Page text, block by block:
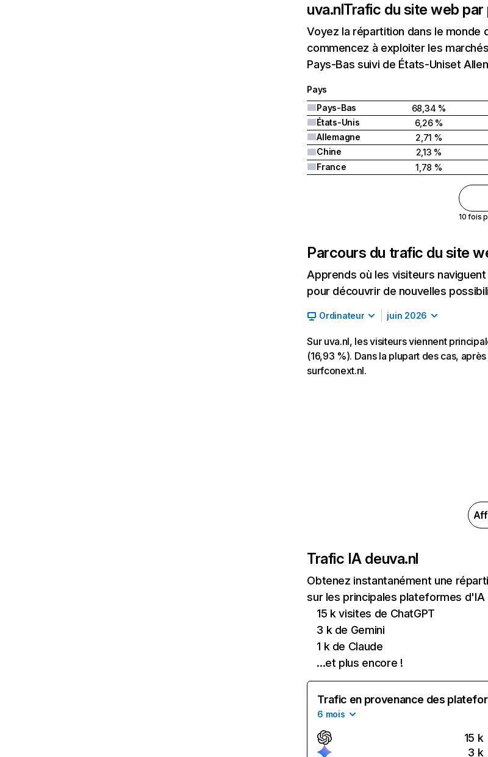
uva.nlTrafic du site web par
Voyez la répartition dans le
commencez à exploiter les
Pays-Bas suivi de États-Uniset
Pays
Pays-Bas
68,34 %
États-Unis
6,26 %
Allemagne
2,71 %
Chine
2,13 %
France
1,78 %
10 fois
Parcours du trafic du site
Apprends où les visiteurs
pour découvrir de nouvelles
Ordinateur juin 2026
Sur uva.nl, les visiteurs viennent
(16,93 %). Dans la plupart des cas,
surfconext.nl.
Trafic IA deuva.nl
Obtenez instantanément une
sur les principales plateformes d'IA
15 k visites de ChatGPT
3 k de Gemini
1 k de Claude
...et plus encore !
Trafic en provenance des
6 mois
15 k
3 k